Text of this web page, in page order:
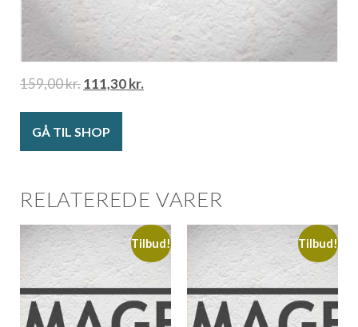
159,00kr.111,30kr.
GÅ TIL SHOP
RELATEREDE VARER
Tilbud! Tilbud!